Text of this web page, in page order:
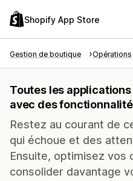
Shopify App Store
Gestion de boutique Opérations
Toutes les applications
avec des
Restez au courant de
qui échoue et des
Ensuite, optimisez vos
consolider davantage